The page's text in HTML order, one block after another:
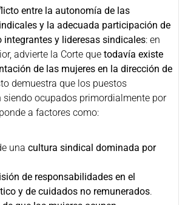
entre la autonomía de las
y la adecuada participación de
integrantes y lideresas sindicales: en
advierte la Corte que todavía existe
de las mujeres en la dirección de
demuestra que los puestos
siendo ocupados primordialmente por
a factores como:
una cultura sindical dominada por
de responsabilidades en el
y de cuidados no remunerados.